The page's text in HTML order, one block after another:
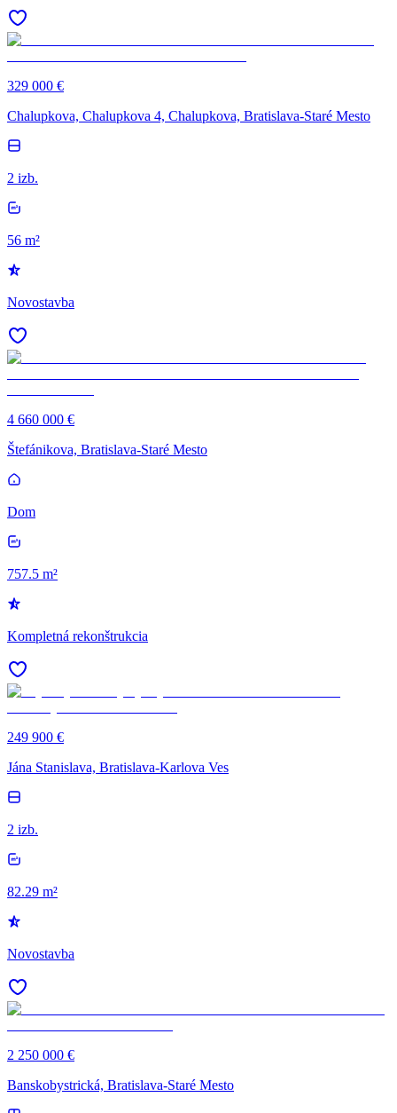
329 000 €
Chalupkova, Chalupkova 4, Chalupkova, Bratislava-Staré Mesto
2 izb.
56 m²
Novostavba
4 660 000 €
Štefánikova, Bratislava-Staré Mesto
Dom
757.5 m²
Kompletná rekonštrukcia
249 900 €
Jána Stanislava, Bratislava-Karlova Ves
2 izb.
82.29 m²
Novostavba
2 250 000 €
Banskobystrická, Bratislava-Staré Mesto